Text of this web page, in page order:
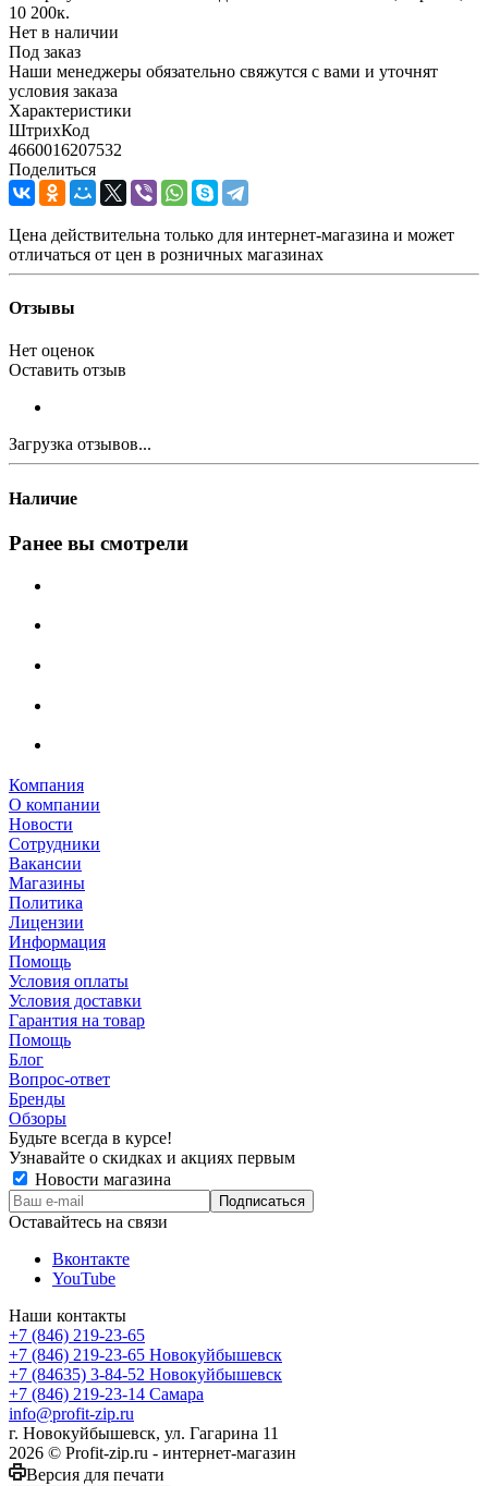
10 200к.
Нет в наличии
Под заказ
Наши менеджеры обязательно свяжутся с вами и уточнят
условия заказа
Характеристики
ШтрихКод
4660016207532
Поделиться
Цена действительна только для интернет-магазина и может
отличаться от цен в розничных магазинах
Отзывы
Нет оценок
Оставить отзыв
Загрузка отзывов...
Наличие
Ранее вы смотрели
Компания
О компании
Новости
Сотрудники
Вакансии
Магазины
Политика
Лицензии
Информация
Помощь
Условия оплаты
Условия доставки
Гарантия на товар
Помощь
Блог
Вопрос-ответ
Бренды
Обзоры
Будьте всегда в курсе!
Узнавайте о скидках и акциях первым
Новости магазина
Оставайтесь на связи
Вконтакте
YouTube
Наши контакты
+7 (846) 219-23-65
+7 (846) 219-23-65 Новокуйбышевск
+7 (84635) 3-84-52 Новокуйбышевск
+7 (846) 219-23-14 Самара
info@profit-zip.ru
г. Новокуйбышевск, ул. Гагарина 11
2026 © Profit-zip.ru - интернет-магазин
Версия для печати